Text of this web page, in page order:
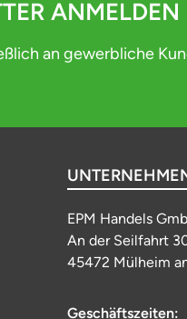
ANMELDEN
an gewerbliche
EPM Handels
An der Seilfahrt
45472 Mülheim
Geschäftszeiten: